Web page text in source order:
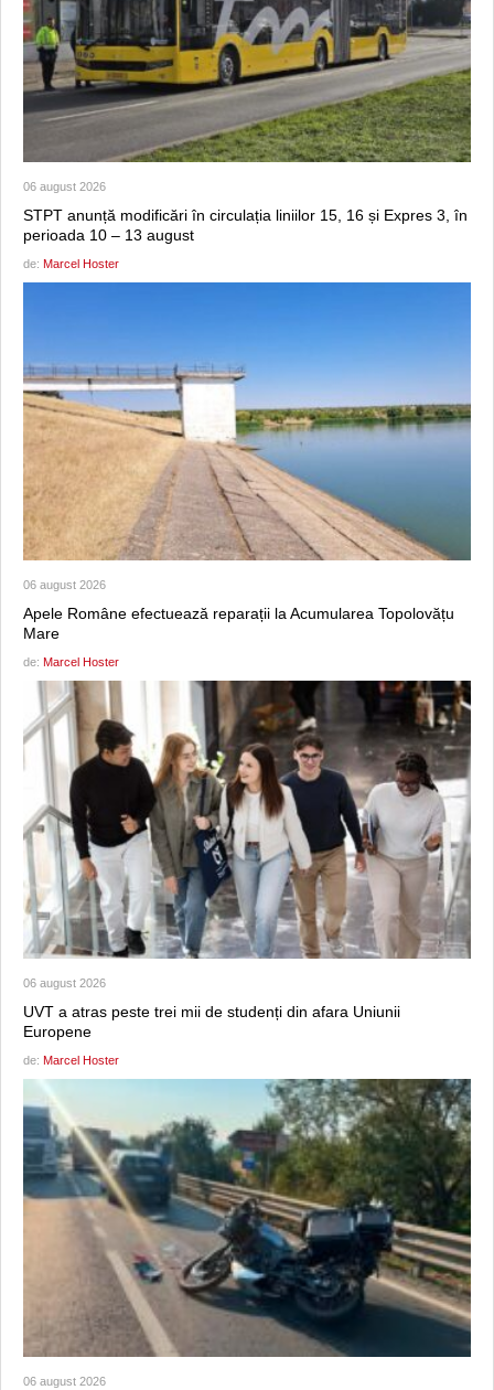
06 august 2026
STPT anunță modificări în circulația liniilor 15, 16 și Expres 3, în
perioada 10 – 13 august
de: Marcel Hoster
06 august 2026
Apele Române efectuează reparații la Acumularea Topolovățu
Mare
de: Marcel Hoster
06 august 2026
UVT a atras peste trei mii de studenți din afara Uniunii
Europene
de: Marcel Hoster
06 august 2026